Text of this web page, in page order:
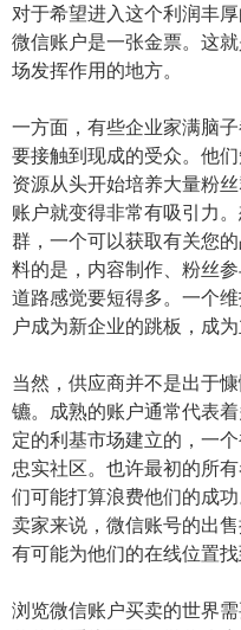
对于希望进入这个利润丰
微信账户是一张金票。这
场发挥作用的地方。
一方面，有些企业家满脑
要接触到现成的受众。他
资源从头开始培养大量粉
账户就变得非常有吸引力
群，一个可以获取有关您
料的是，内容制作、粉丝
道路感觉要短得多。一个
户成为新企业的跳板，成
当然，供应商并不是出于
镳。成熟的账户通常代表
定的利基市场建立的，一
忠实社区。也许最初的所
们可能打算浪费他们的成
卖家来说，微信账号的出
有可能为他们的在线位置找
浏​​览微信账户买卖的世界